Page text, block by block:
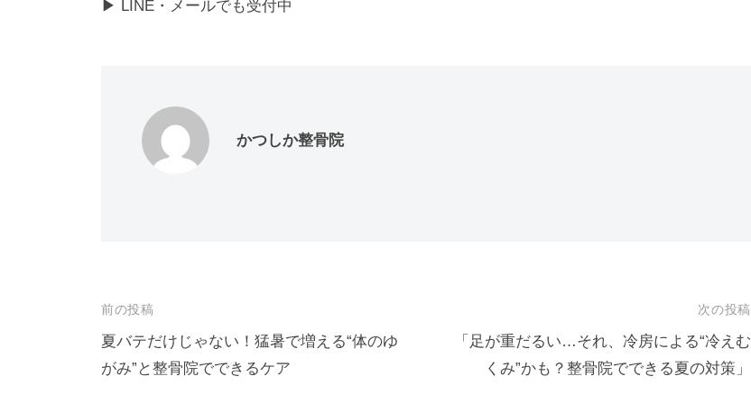
▶ LINE・メールでも受付中
かつしか整骨院
投
稿
ナ
前の投稿
夏バテだけじゃない！猛暑で増える“体のゆ
がみ”と整骨院でできるケア
次の投稿
「足が重だるい…それ、冷房による“冷えむ
くみ”かも？整骨院でできる夏の対策」